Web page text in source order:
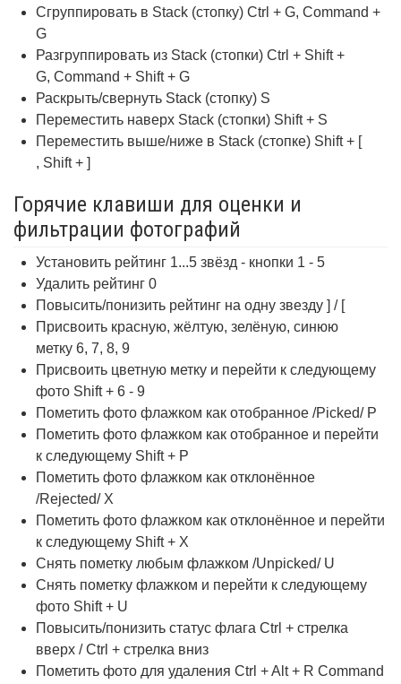
Сгруппировать в Stack (стопку) Ctrl + G, Command +
G
Разгруппировать из Stack (стопки) Ctrl + Shift +
G, Command + Shift + G
Раскрыть/свернуть Stack (стопку) S
Переместить наверх Stack (стопки) Shift + S
Переместить выше/ниже в Stack (стопке) Shift + [
, Shift + ]
Горячие клавиши для оценки и
фильтрации фотографий
Установить рейтинг 1...5 звёзд - кнопки 1 - 5
Удалить рейтинг 0
Повысить/понизить рейтинг на одну звезду ] / [
Присвоить красную, жёлтую, зелёную, синюю
метку 6, 7, 8, 9
Присвоить цветную метку и перейти к следующему
фото Shift + 6 - 9
Пометить фото флажком как отобранное /Picked/ P
Пометить фото флажком как отобранное и перейти
к следующему Shift + P
Пометить фото флажком как отклонённое
/Rejected/ X
Пометить фото флажком как отклонённое и перейти
к следующему Shift + X
Снять пометку любым флажком /Unpicked/ U
Снять пометку флажком и перейти к следующему
фото Shift + U
Повысить/понизить статус флага Ctrl + стрелка
вверх / Ctrl + стрелка вниз
Пометить фото для удаления Ctrl + Alt + R Command